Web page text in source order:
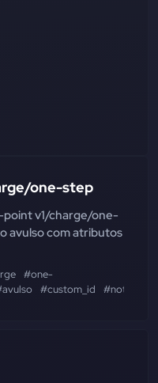
one-step
point v1/charge/one-
avulso com atributos
#one-
#custom_id